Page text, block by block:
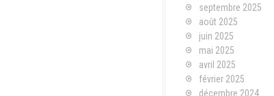
septembre 2025
août 2025
juin 2025
mai 2025
avril 2025
février 2025
décembre 2024